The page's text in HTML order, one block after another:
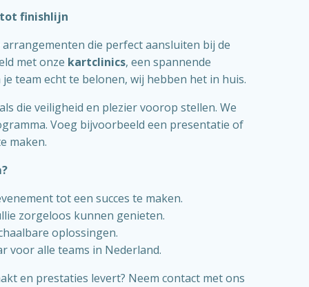
tot finishlijn
die perfect aansluiten bij de
met onze kartclinics, een spannende
je team echt te belonen, wij hebben het in huis.
die veiligheid en plezier voorop stellen. We
Voeg bijvoorbeeld een presentatie of
maken.
tot een succes te maken.
zorgeloos kunnen genieten.
oplossingen.
voor alle teams in Nederland.
en prestaties levert? Neem contact met ons